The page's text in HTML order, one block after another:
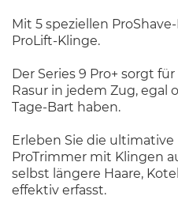
Mit 5 speziellen
ProLift-Klinge.
Der Series 9 Pro+ sorgt
Rasur in jedem Zug, egal
Tage-Bart haben.
Erleben Sie die ultimative
ProTrimmer mit Klingen
selbst längere Haare,
effektiv erfasst.